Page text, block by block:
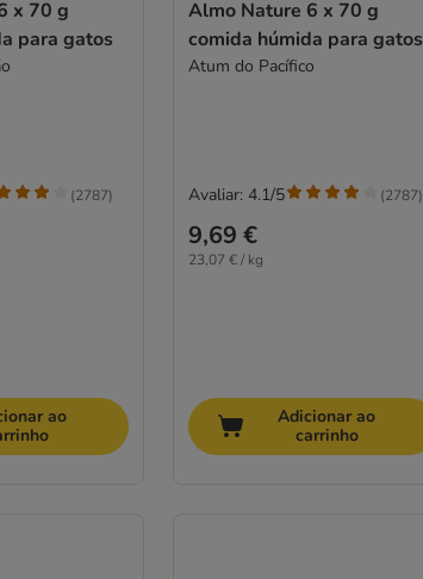
x 70 g
para gatos
(2787)
ao
Almo Nature 6 x 70 g
comida húmida para gatos
Atum do Pacífico
9,69 €
23,07 € / kg
Avaliar: 4.1/5 (2787)
Adicionar ao
carrinho